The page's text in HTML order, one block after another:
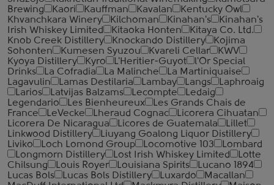
Brewing
Kaori Kauffman Kavalan
Kentucky Owl
Khvanchkara Winery
Kilchoman Kinahan's
Kinahan's
Irish Whiskey Limited
Kitaoka Honten
Kitaya Co. Ltd.
Knob Creek Distillery
Knockando Distillery
Kojima
Sohonten
Kumesen Syuzou Kvareli Cellar
KWV
Kyoya Distillery
Kyro L'Heritier-Guyot
l'Or Special
Drinks
La Cofradia La Malinche
La Martiniquaise
Lagavulin
Lamas Destilaria Lambay Langs
Laphroaig
Larios
Latvijas Balzams Lecompte
Ledaig
Legendario
Les Bienheureux
Les Grands Chais de
France
LeVecke Lheraud Cognac
Licorera Cihuatan
Licorera De Nicaragua
Licores de Guatemala
Lillet
Linkwood Distillery
Liuyang Goalong Liquor Distillery
Liviko
Loch Lomond Group Locomotive 103
Lombard
Longmorn Distillery
Lost Irish Whiskey Limited
Lotte
Chilsung
Louis Royer Louisiana Spirits
Lucano 1894
Lucas Bols
Lucas Bols Distillery Luxardo
Macallan